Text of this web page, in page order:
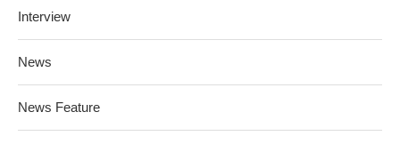
Interview
News
News Feature